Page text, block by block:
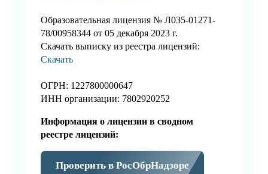
Образовательная лицензия № Л035-01271-
78/00958344 от 05 декабря 2023 г.
Скачать выписку из реестра лицензий:
Скачать
ОГРН: 1227800000647
ИНН организации: 7802920252
Информация о лицензии в сводном
реестре лицензий:
Проверить в РосОбрНадзоре